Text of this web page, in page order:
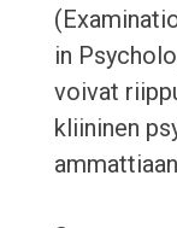
in
voivat
kliininen